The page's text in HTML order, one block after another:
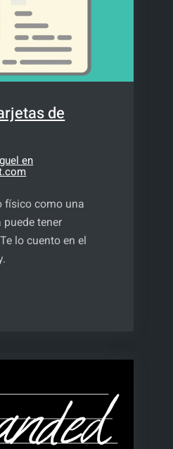
de
en
físico como una
tener
lo cuento en el